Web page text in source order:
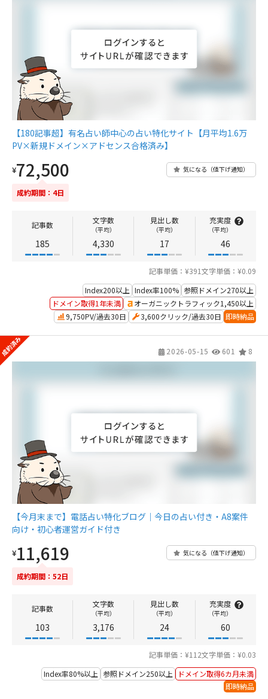
【180記事超】有名占い師中心の占い特化サイト【月平均1.6万
PV×新規ドメイン×アドセンス合格済み】
¥72,500 気になる（値下げ通知）
成約期間：4日
記事数
185
文字数
（平均）
4,330
見出し数
（平均）
17
充実度
（平均）
46
記事単価：¥391文字単価：¥0.09
Index200以上 Index率100% 参照ドメイン270以上
ドメイン取得1年未満
オーガニックトラフィック1,450以上
9,750PV/過去30日
3,600クリック/過去30日 即時納品
2026-05-15 601 8
【今月末まで】電話占い特化ブログ｜今日の占い付き・A8案件
向け・初心者運営ガイド付き
¥11,619 気になる（値下げ通知）
成約期間：52日
記事数
103
文字数
（平均）
3,176
見出し数
（平均）
24
充実度
（平均）
60
記事単価：¥112文字単価：¥0.03
Index率80%以上 参照ドメイン250以上
ドメイン取得6カ月未満
即時納品